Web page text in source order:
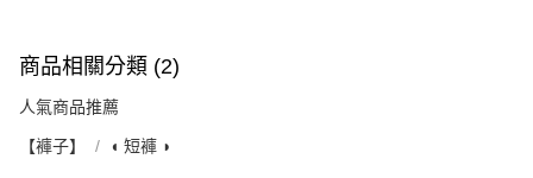
商品相關分類 (2)
人氣商品推薦
【褲子】 ◖ 短褲 ◗